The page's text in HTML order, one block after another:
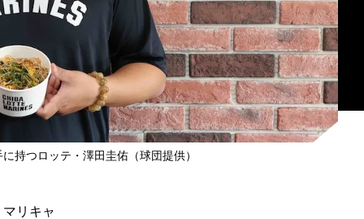
持つロッテ・澤田圭佑（球団提供）
リキャ